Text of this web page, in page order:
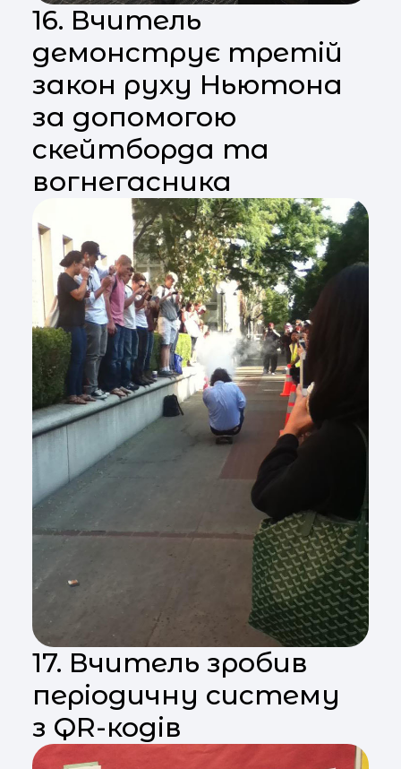
16. Вчитель
демонструє третій
закон руху Ньютона
за допомогою
скейтборда та
вогнегасника
17. Вчитель зробив
періодичну систему
з QR-кодів